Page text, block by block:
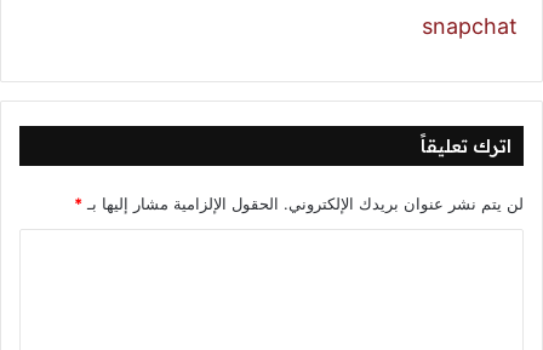
اترك تعليقاً
لن يتم نشر عنوان بريدك الإلكتروني. الحقول الإلزامية مشار إليها بـ *